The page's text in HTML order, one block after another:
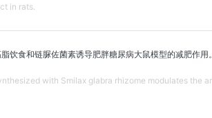
in rats.
饮食和链脲佐菌素诱导肥胖糖尿病大鼠模型的减肥作用。
with Smilax glabra rhizome modulates